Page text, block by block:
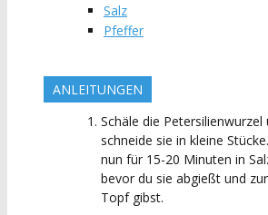
Salz
Pfeffer
ANLEITUNGEN
Schäle die Petersilienwurzel
schneide sie in kleine
nun für 15-20 Minuten in
bevor du sie abgießt und
Topf gibst.